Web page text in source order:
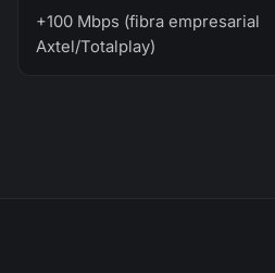
+100 Mbps (fibra empresarial
Axtel/Totalplay)